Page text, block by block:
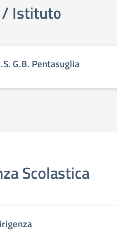
organi
/ Istituto
G.B. Pentasuglia
Scolastica